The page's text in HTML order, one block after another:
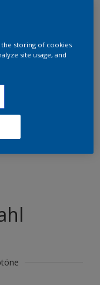
finden
App
the storing of cookies
site usage, and